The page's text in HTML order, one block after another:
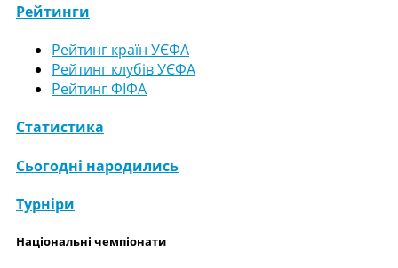
Рейтинги
Рейтинг країн УЄФА
Рейтинг клубів УЄФА
Рейтинг ФІФА
Статистика
Сьогодні народились
Турніри
Національні чемпіонати